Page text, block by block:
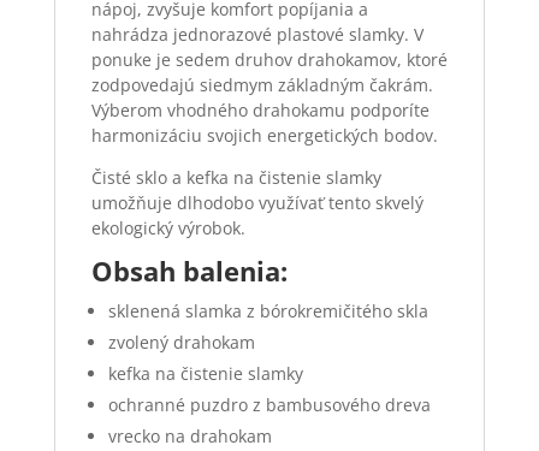
nápoj, zvyšuje komfort popíjania a
nahrádza jednorazové plastové slamky. V
ponuke je sedem druhov drahokamov, ktoré
zodpovedajú siedmym základným čakrám.
Výberom vhodného drahokamu podporíte
harmonizáciu svojich energetických bodov.
Čisté sklo a kefka na čistenie slamky
umožňuje dlhodobo využívať tento skvelý
ekologický výrobok.
Obsah balenia:
sklenená slamka z bórokremičitého skla
zvolený drahokam
kefka na čistenie slamky
ochranné puzdro z bambusového dreva
vrecko na drahokam